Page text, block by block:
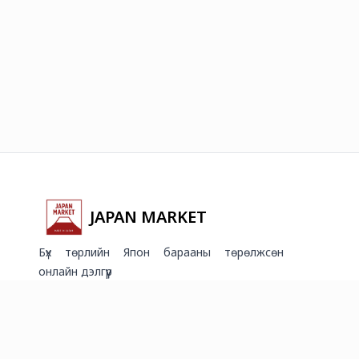
JAPAN MARKET
Бүх төрлийн Япон барааны төрөлжсөн
онлайн дэлгүүр